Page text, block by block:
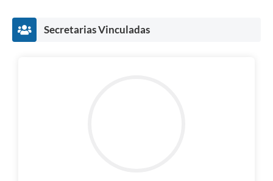
Secretarias Vinculadas